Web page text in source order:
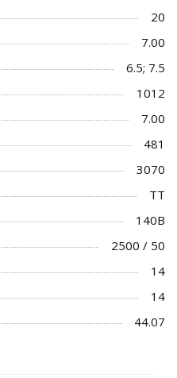
20
7.00
6.5; 7.5
1012
7.00
481
3070
TT
140B
2500 / 50
14
14
44.07